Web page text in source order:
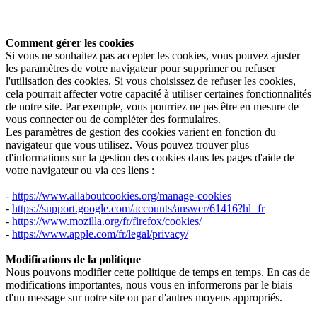
Comment gérer les cookies
Si vous ne souhaitez pas accepter les cookies, vous pouvez ajuster
les paramètres de votre navigateur pour supprimer ou refuser
l'utilisation des cookies. Si vous choisissez de refuser les cookies,
cela pourrait affecter votre capacité à utiliser certaines fonctionnalités
de notre site. Par exemple, vous pourriez ne pas être en mesure de
vous connecter ou de compléter des formulaires.
Les paramètres de gestion des cookies varient en fonction du
navigateur que vous utilisez. Vous pouvez trouver plus
d'informations sur la gestion des cookies dans les pages d'aide de
votre navigateur ou via ces liens :
- https://www.allaboutcookies.org/manage-cookies
- https://support.google.com/accounts/answer/61416?hl=fr
- https://www.mozilla.org/fr/firefox/cookies/
- https://www.apple.com/fr/legal/privacy/
Modifications de la politique
Nous pouvons modifier cette politique de temps en temps. En cas de
modifications importantes, nous vous en informerons par le biais
d'un message sur notre site ou par d'autres moyens appropriés.